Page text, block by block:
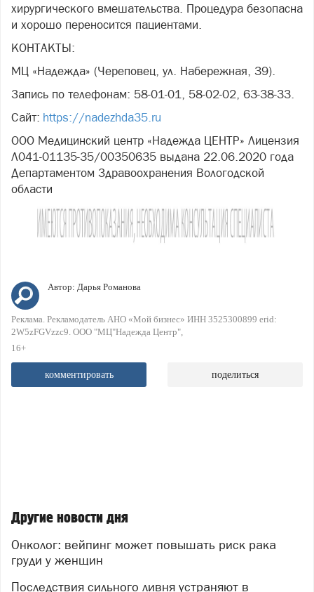
хирургического вмешательства. Процедура безопасна
и хорошо переносится пациентами.
КОНТАКТЫ:
МЦ «Надежда» (Череповец, ул. Набережная, 39).
Запись по телефонам: 58-01-01, 58-02-02, 63-38-33.
Сайт: https://nadezhda35.ru
ООО Медицинский центр «Надежда ЦЕНТР» Лицензия
Л041-01135-35/00350635 выдана 22.06.2020 года
Департаментом Здравоохранения Вологодской
области
Автор: Дарья Романова
Реклама. Рекламодатель АНО «Мой бизнес» ИНН 3525300899 erid:
2W5zFGVzzc9. ООО "МЦ"Надежда Центр"
16+
комментировать поделиться
Другие новости дня
Онколог: вейпинг может повышать риск рака
груди у женщин
Последствия сильного ливня устраняют в